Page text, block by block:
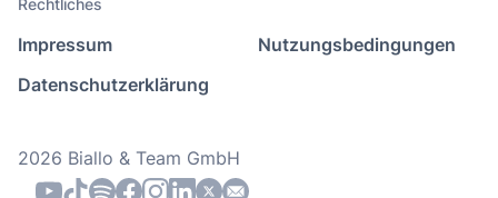
Impressum
Datenschutzerklärung
Nutzungsbedingungen
2026 Biallo & Team GmbH